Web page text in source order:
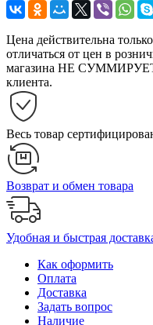
Цена действительна
отличаться от цен в
магазина НЕ
клиента.
Весь товар
Возврат и обмен товара
Удобная и быстрая
Как оформить
Оплата
Доставка
Задать вопрос
Наличие